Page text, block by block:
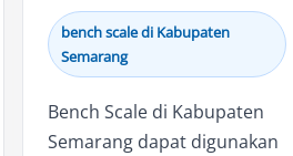
bench scale di Kabupaten
Semarang
Bench Scale di Kabupaten
Semarang dapat digunakan